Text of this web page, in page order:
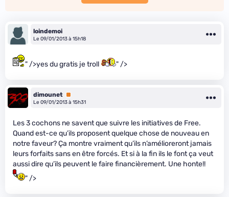
loindemoi
Le 09/01/2013 à 15h18
" />yes du gratis je troll " />
dimounet Premium
Le 09/01/2013 à 15h31
Les 3 cochons ne savent que suivre les initiatives de Free.
Quand est-ce qu’ils proposent quelque chose de nouveau en
notre faveur? Ça montre vraiment qu’ils n’amélioreront jamais
leurs forfaits sans en être forcés. Et si à la fin ils le font ça veut
aussi dire qu’ils peuvent le faire financièrement. Une honte!!
" />